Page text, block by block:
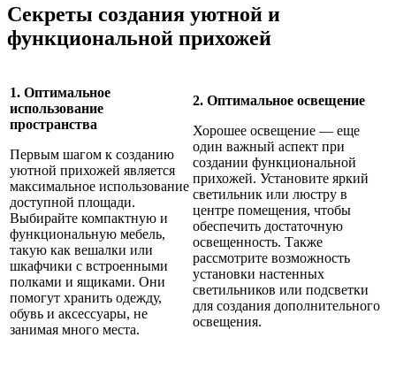
Секреты создания уютной и
функциональной прихожей
1. Оптимальное
использование
пространства
Первым шагом к созданию
уютной прихожей является
максимальное использование
доступной площади.
Выбирайте компактную и
функциональную мебель,
такую как вешалки или
шкафчики с встроенными
полками и ящиками. Они
помогут хранить одежду,
обувь и аксессуары, не
занимая много места.
2. Оптимальное освещение
Хорошее освещение — еще
один важный аспект при
создании функциональной
прихожей. Установите яркий
светильник или люстру в
центре помещения, чтобы
обеспечить достаточную
освещенность. Также
рассмотрите возможность
установки настенных
светильников или подсветки
для создания дополнительного
освещения.